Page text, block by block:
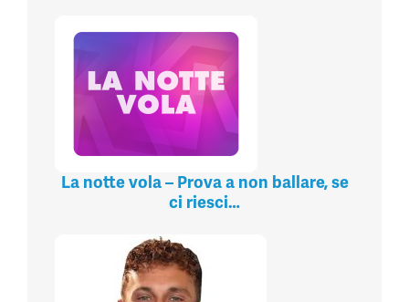
La notte vola – Prova a non ballare, se
ci riesci…